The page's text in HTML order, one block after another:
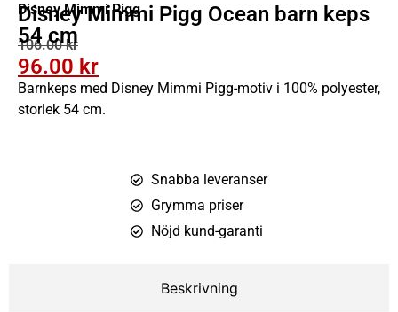
Disney Mimmi Pigg
Disney Mimmi Pigg Ocean barn keps
54 cm
106.00kr
96.00 kr
Barnkeps med Disney Mimmi Pigg-motiv i 100% polyester,
storlek 54 cm.
Snabba leveranser
Grymma priser
Nöjd kund-garanti
Beskrivning